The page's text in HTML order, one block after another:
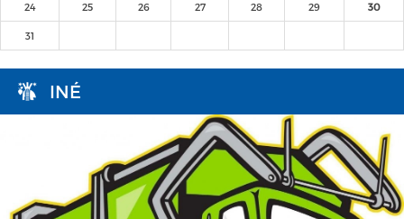
24 25 26 27 28 29 30
31
INÉ